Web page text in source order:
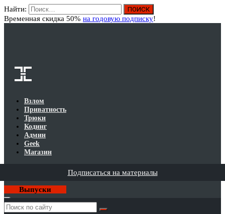
Найти:
Временная скидка 50% на годовую подписку!
Взлом
Приватность
Трюки
Кодинг
Админ
Geek
Магазин
Подписаться на материалы
Выпуски
Годовая
подписка